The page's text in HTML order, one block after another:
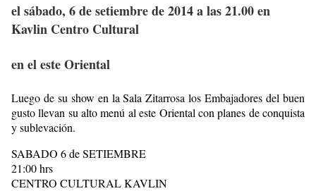
el sábado, 6 de setiembre de 2014 a las 21.00 en
Kavlin Centro Cultural
en el este Oriental
Luego de su show en la Sala Zitarrosa los Embajadores del buen
gusto llevan su alto menú al este Oriental con planes de conquista
y sublevación.
SABADO 6 de SETIEMBRE
21:00 hrs
CENTRO CULTURAL KAVLIN